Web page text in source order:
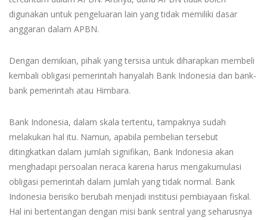
digunakan untuk pengeluaran lain yang tidak memiliki dasar
anggaran dalam APBN.
Dengan demikian, pihak yang tersisa untuk diharapkan membeli
kembali obligasi pemerintah hanyalah Bank Indonesia dan bank-
bank pemerintah atau Himbara.
Bank Indonesia, dalam skala tertentu, tampaknya sudah
melakukan hal itu. Namun, apabila pembelian tersebut
ditingkatkan dalam jumlah signifikan, Bank Indonesia akan
menghadapi persoalan neraca karena harus mengakumulasi
obligasi pemerintah dalam jumlah yang tidak normal. Bank
Indonesia berisiko berubah menjadi institusi pembiayaan fiskal.
Hal ini bertentangan dengan misi bank sentral yang seharusnya